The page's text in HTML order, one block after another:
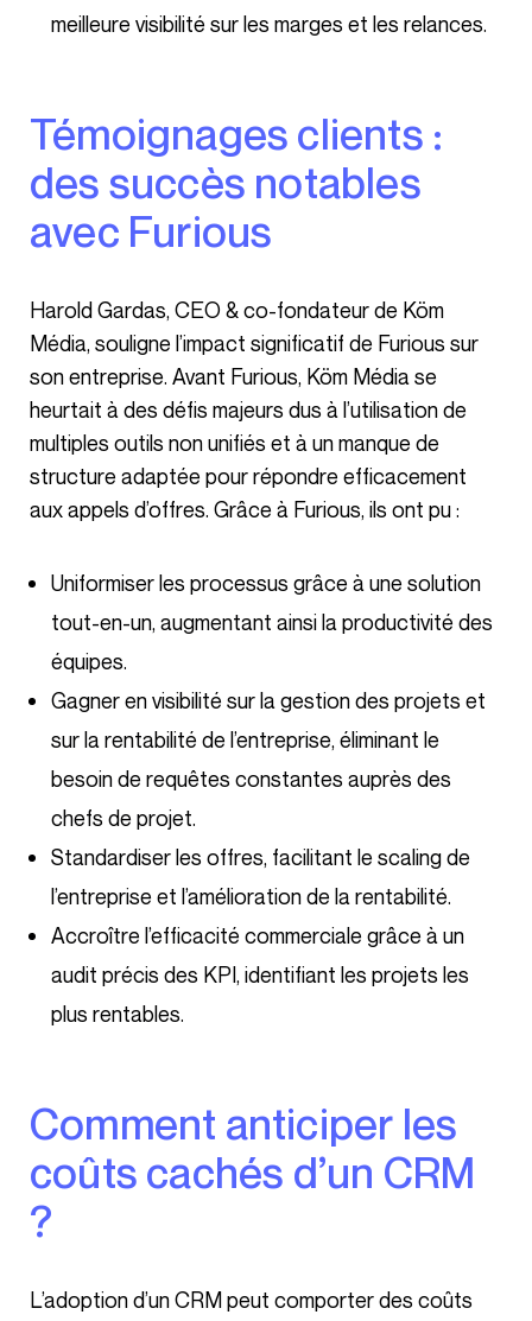
meilleure visibilité sur les marges et les relances.
Témoignages clients :
des succès notables
avec Furious
Harold Gardas, CEO & co-fondateur de Köm
Média, souligne l’impact significatif de Furious sur
son entreprise. Avant Furious, Köm Média se
heurtait à des défis majeurs dus à l’utilisation de
multiples outils non unifiés et à un manque de
structure adaptée pour répondre efficacement
aux appels d’offres. Grâce à Furious, ils ont pu :
Uniformiser les processus grâce à une solution
tout-en-un, augmentant ainsi la productivité des
équipes.
Gagner en visibilité sur la gestion des projets et
sur la rentabilité de l’entreprise, éliminant le
besoin de requêtes constantes auprès des
chefs de projet.
Standardiser les offres, facilitant le scaling de
l’entreprise et l’amélioration de la rentabilité.
Accroître l’efficacité commerciale grâce à un
audit précis des KPI, identifiant les projets les
plus rentables.
Comment anticiper les
coûts cachés d’un CRM
?
L’adoption d’un CRM peut comporter des coûts